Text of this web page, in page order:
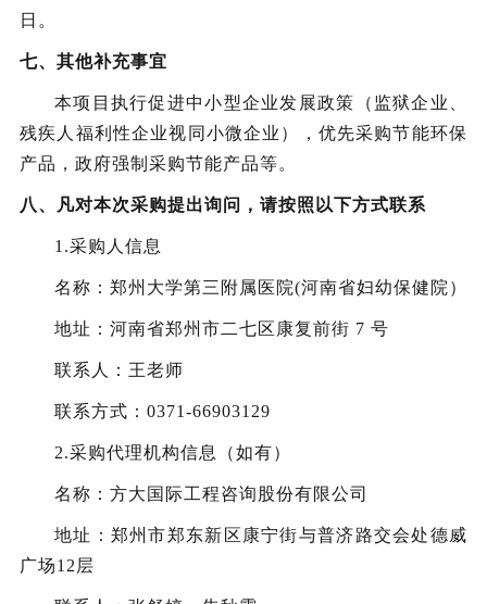
日。
七、 其他补充事宜
本项目执行促进中小型企业发展政策（监狱企业、
残疾人福利性企业视同小微企业），优先采购节能环保
产品，政府强制采购节能产品等。
八、凡对本次采购提出询问，请按照以下方式联系
1.采购人信息
名称： 郑州大学第三附属医院(河南省妇幼保健院）
地址： 河南省郑州市二七区康复前街 7 号
联系人： 王老师
联系方式： 0371-66903129
2.采购代理机构信息（如有）
名称：方大国际工程咨询股份有限公司
地址：郑州市郑东新区康宁街与普济路交会处德威
广场12层